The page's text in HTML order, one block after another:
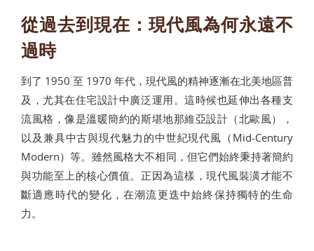
從過去到現在：現代風為何永遠不
過時
到了 1950 至 1970 年代，現代風的精神逐漸在北美地區普
及，尤其在住宅設計中廣泛運用。這時候也延伸出各種支
流風格，像是溫暖簡約的斯堪地那維亞設計（北歐風），
以及兼具中古與現代魅力的中世紀現代風（Mid-Century
Modern）等。雖然風格大不相同，但它們始終秉持著簡約
與功能至上的核心價值。正因為這樣，現代風裝潢才能不
斷適應時代的變化，在潮流更迭中始終保持獨特的生命
力。